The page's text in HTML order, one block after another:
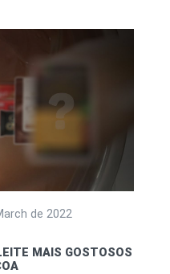
de 2022
MAIS GOSTOSOS